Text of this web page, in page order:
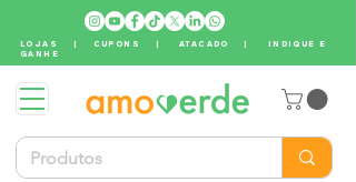
LOJAS | CUPONS |ATACADO | INDIQUE E
GANHE